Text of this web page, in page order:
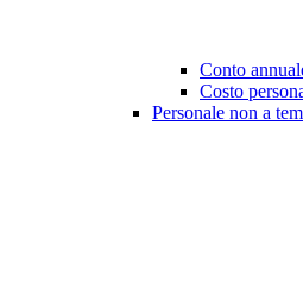
Conto
Costo
Personale non a